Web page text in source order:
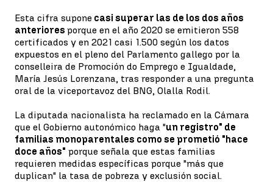
Esta cifra supone casi superar las de los dos años
anteriores porque en el año 2020 se emitieron 558
certificados y en 2021 casi 1.500 según los datos
expuestos en el pleno del Parlamento gallego por la
conselleira de Promoción do Emprego e Igualdade,
María Jesús Lorenzana, tras responder a una pregunta
oral de la viceportavoz del BNG, Olalla Rodil.
La diputada nacionalista ha reclamado en la Cámara
que el Gobierno autonómico haga "un registro" de
familias monoparentales como se prometió "hace
doce años" porque señala que estas familias
requieren medidas específicas porque "más que
duplican" la tasa de pobreza y exclusión social.